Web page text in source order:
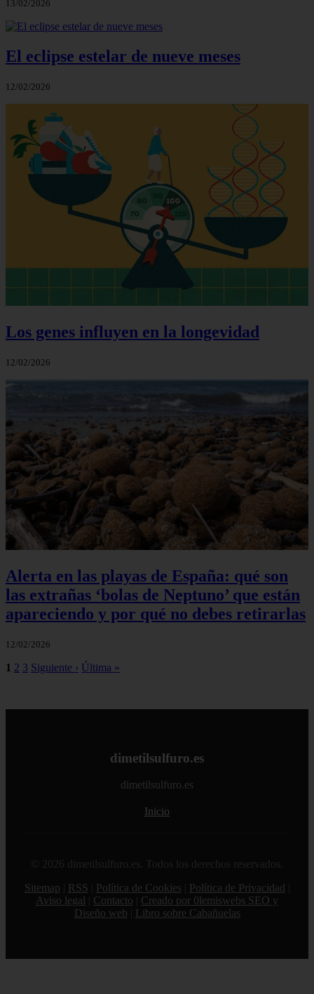
13/02/2026
El eclipse estelar de nueve meses
12/02/2026
Los genes influyen en la longevidad
12/02/2026
Alerta en las playas de España: qué son
las extrañas ‘bolas de Neptuno’ que están
apareciendo y por qué no debes retirarlas
12/02/2026
1 2 3 Siguiente › Última »
dimetilsulfuro.es
dimetilsulfuro.es
Inicio
© 2026 dimetilsulfuro.es. Todos los derechos reservados.
Sitemap
RSS Política de Cookies Política de Privacidad
Aviso legal
Contacto
Creado por 0lemiswebs SEO y
Diseño web
Libro sobre Cabañuelas